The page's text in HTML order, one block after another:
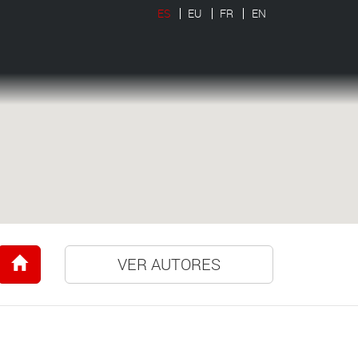
ES EU FR EN
VER AUTORES